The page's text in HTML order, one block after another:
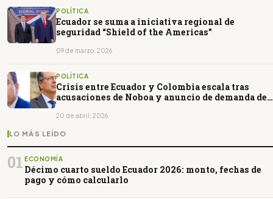
POLÍTICA
Ecuador se suma a iniciativa regional de
seguridad “Shield of the Americas”
09 de marzo, 2026
POLÍTICA
Crisis entre Ecuador y Colombia escala tras
acusaciones de Noboa y anuncio de demanda de
20 de abril, 2026
LO MÁS LEÍDO
01 ECONOMÍA
Décimo cuarto sueldo Ecuador 2026: monto, fechas de
pago y cómo calcularlo